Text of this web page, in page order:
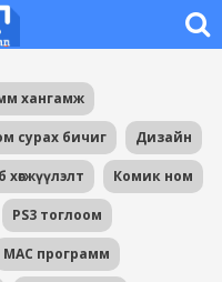
хангамж
сурах бичиг Дизайн
хөгжүүлэлт Комик ном
PS3 тоглоом
MAC программ